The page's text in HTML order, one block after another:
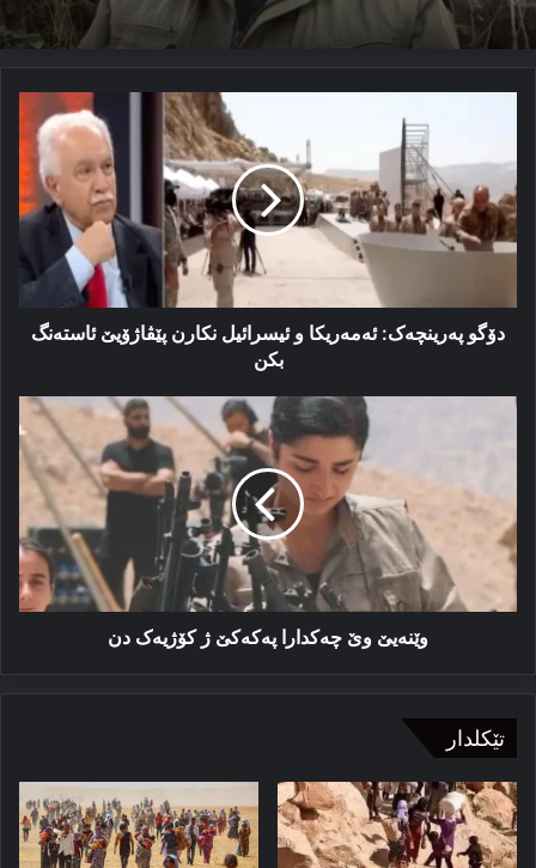
دۆگو
په‌رینچه‌ک:
ئەمەریکا
و
ئیسرائیل
نکارن
پێڤاژۆیێ
بکن
دۆگو په‌رینچه‌ک: ئەمەریکا و ئیسرائیل نکارن پێڤاژۆیێ ئاستەنگ
بکن
وێنەیێ
پەکەکێ
ژ
کۆژیەک
دن
وێنەیێ وێ چەکدارا پەکەکێ ژ کۆژیەک دن
تێکلدار